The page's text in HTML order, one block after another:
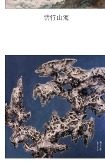
雲行山海